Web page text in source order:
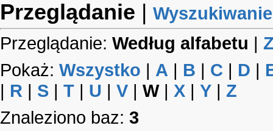
Przeglądanie
Wyszukiwanie
Przeglądanie: Według alfabetu |
Pokaż: Wszystko | A | B | C | D |
| R | S | T | U | V | W| X | Y | Z
Znaleziono baz: 3